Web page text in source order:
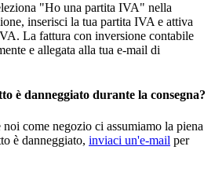
"Ho una partita IVA" nella
inserisci la tua partita IVA e attiva
La fattura con inversione contabile
e allegata alla tua e-mail di
è danneggiato durante la consegna?
noi come negozio ci assumiamo la piena
è danneggiato, inviaci un'e-mail per